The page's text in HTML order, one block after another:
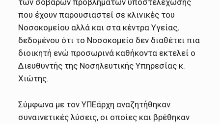
που έχουν παρουσιαστεί σε κλινικές του
Νοσοκομείου αλλά και στα κέντρα Υγείας,
δεδομένου ότι το Νοσοκομείο δεν διαθέτει πια
διοικητή ενώ προσωρινά καθήκοντα εκτελεί ο
Διευθυντής της Νοσηλευτικής Υπηρεσίας κ.
Χιώτης.
Σύμφωνα με τον ΥΠΕάρχη αναζητήθηκαν
συναινετικές λύσεις, οι οποίες και βρέθηκαν